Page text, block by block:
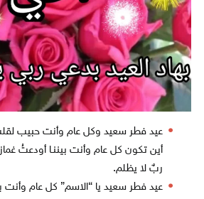
عيد فطر سعيد وكل عام وأنت حبيب
أين تكون كل عام وأنت بيننـا أودعتُ
ربٌ لا يظلم.
عيد فطر سعيد يا “الاسم” كل عام وأنت